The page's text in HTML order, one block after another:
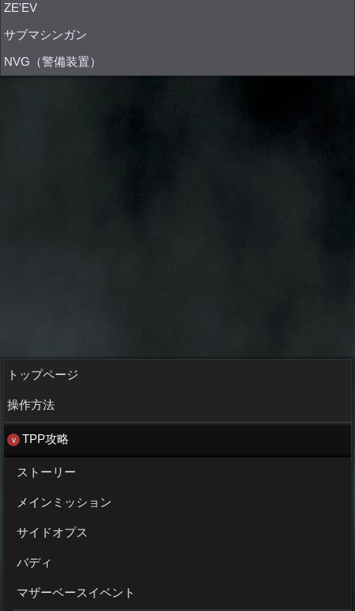
ZE'EV
サブマシンガン
NVG（警備装置）
トップページ
操作方法
TPP攻略
ストーリー
メインミッション
サイドオプス
バディ
マザーベースイベント